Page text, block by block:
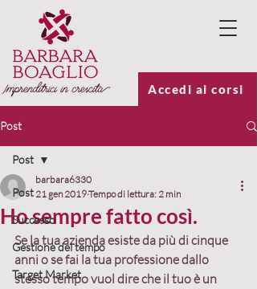
Accedi ai corsi
Post
Post
Successo
Gestione del tempo
Target Market
Post
Ho sempre fatto così.
barbara6330
21 gen 2019Tempo di lettura: 2 min
Se la tua azienda esiste da più di cinque
anni o se fai la tua professione dallo
stesso tempo vuol dire che il tuo è un